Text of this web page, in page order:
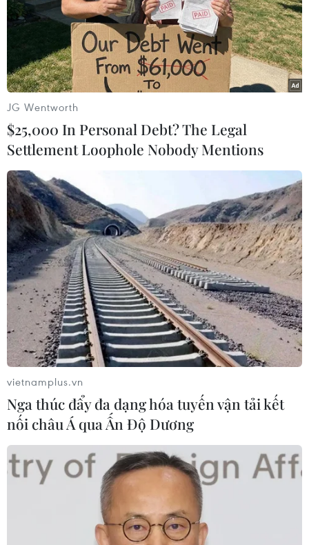
ngày đầu ra quân. Chiến dịch lần này được kỳ
vọng sẽ tạo bước chuyển biến lớn trong công
tác quản lý sức khỏe toàn dân trên địa bàn tỉnh
Lai Châu./.
Đẩy nhanh tốc độ khám
sức khỏe định kỳ, tăng đầu
tư cho y tế dự phòng
Theo Thứ trưởng Bộ Y tế, kết quả
tổng hợp bước đầu cho thấy
nhiều địa phương, đơn vị vẫn gặp
khó khăn khi triển khai thực tế việc
khám sức khỏe định kỳ cho người
dân.
(TTXVN/Vietnam+)
JG Wentworth
$25,000 In Personal Debt? The Legal
Settlement Loophole Nobody Mentions
vietnamplus.vn
Nga thúc đẩy đa dạng hóa tuyến vận tải kết
nối châu Á qua Ấn Độ Dương